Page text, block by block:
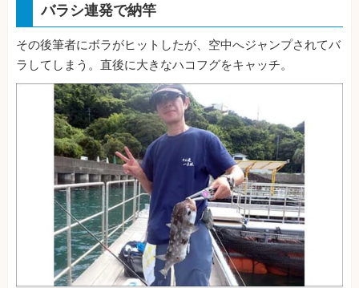
バラシ連発で納竿
その後筆者にボラがヒットしたが、空中へジャンプされてバ
ラしてしまう。直後に大きなハコフグをキャッチ。